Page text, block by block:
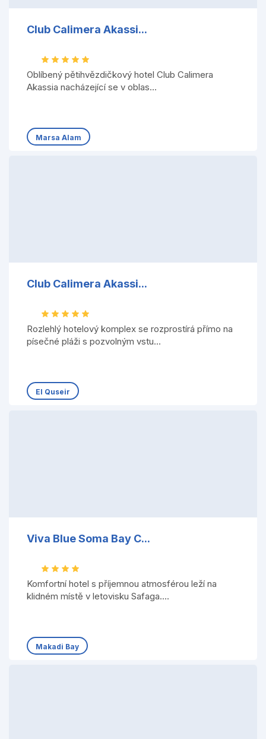
Club Calimera Akassi...
Oblíbený pětihvězdičkový hotel Club Calimera
Akassia nacházející se v oblas...
Marsa Alam
Club Calimera Akassi...
Rozlehlý hotelový komplex se rozprostírá přímo na
písečné pláži s pozvolným vstu...
El Quseir
Viva Blue Soma Bay C...
Komfortní hotel s příjemnou atmosférou leží na
klidném místě v letovisku Safaga....
Makadi Bay